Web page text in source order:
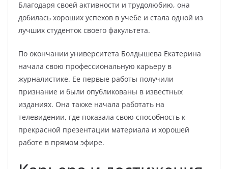
Благодаря своей активности и трудолюбию, она
добилась хороших успехов в учебе и стала одной из
лучших студенток своего факультета.
По окончании университета Болдышева Екатерина
начала свою профессиональную карьеру в
журналистике. Ее первые работы получили
признание и были опубликованы в известных
изданиях. Она также начала работать на
телевидении, где показала свою способность к
прекрасной презентации материала и хорошей
работе в прямом эфире.